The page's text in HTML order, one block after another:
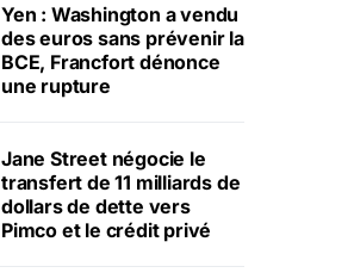
Yen : Washington a vendu
des euros sans prévenir la
BCE, Francfort dénonce
une rupture
Jane Street négocie le
transfert de 11 milliards de
dollars de dette vers
Pimco et le crédit privé